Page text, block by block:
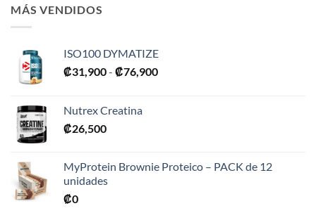
MÁS VENDIDOS
ISO100 DYMATIZE
₡31,900- ₡76,900Rango
Nutrex Creatina
₡26,500
MyProtein Brownie Proteico – PACK de 12
unidades
₡0